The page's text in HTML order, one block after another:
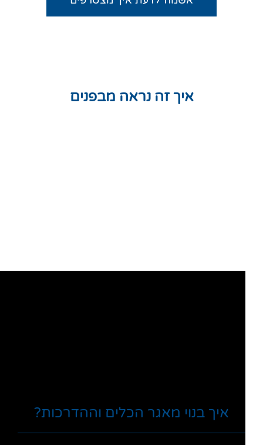
איך זה נראה מבפנים
איך בנוי מאגר הכלים וההדרכות?